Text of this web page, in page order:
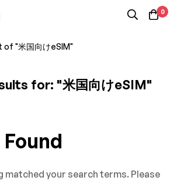
0
of "米国向けeSIM"
for: "米国向けeSIM"
matched your search terms. Please